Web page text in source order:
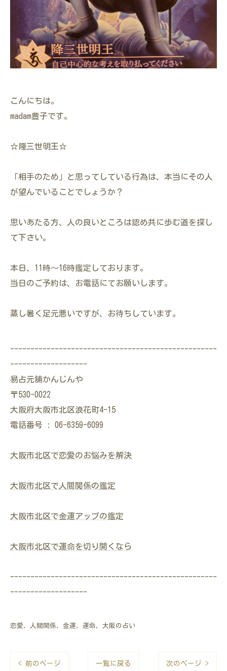
こんにちは。
madam豊子です。
☆隆三世明王☆
「相手のため」と思ってしている行為は、本当にその人
が望んでいることでしょうか？
思いあたる方、人の良いところは認め共に歩む道を探し
て下さい。
本日、11時～16時鑑定しております。
当日のご予約は、お電話にてお願いします。
蒸し暑く足元悪いですが、お待ちしています。
---------------------------------------------------
-------------------
易占元舖かんじんや
〒530-0022
大阪府大阪市北区浪花町4-15
電話番号 : 06-6359-6099
大阪市北区で恋愛のお悩みを解決
大阪市北区で人間関係の鑑定
大阪市北区で金運アップの鑑定
大阪市北区で運命を切り開くなら
---------------------------------------------------
-------------------
恋愛 人間関係 金運 運命 大阪の占い
< 前のページ 一覧に戻る 次のページ >